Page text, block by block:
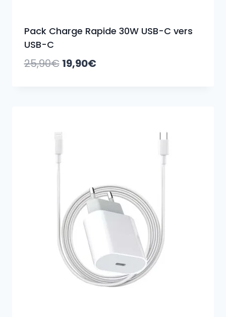
Pack Charge Rapide 30W USB-C vers
USB-C
25,90€ Le
19,90€Le